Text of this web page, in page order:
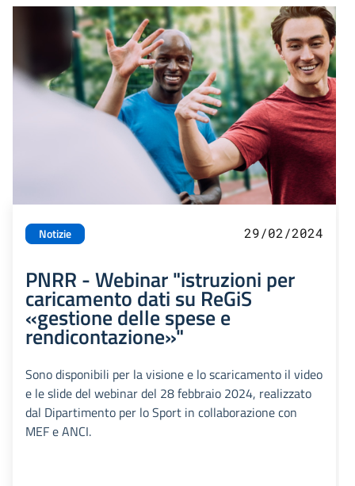
Notizie 29/02/2024
PNRR - Webinar "istruzioni per
caricamento dati su ReGiS
«gestione delle spese e
rendicontazione»"
Sono disponibili per la visione e lo scaricamento il video
e le slide del webinar del 28 febbraio 2024, realizzato
dal Dipartimento per lo Sport in collaborazione con
MEF e ANCI.